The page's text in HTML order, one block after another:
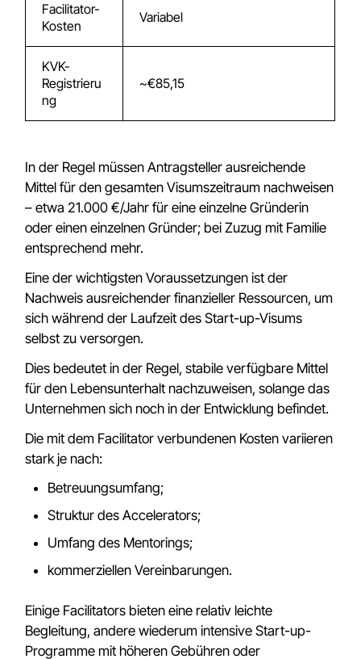
Facilitator-
Kosten
Variabel
KVK-
Registrieru
ng
~€85,15
In der Regel müssen Antragsteller ausreichende
Mittel für den gesamten Visumszeitraum nachweisen
– etwa 21.000 €/Jahr für eine einzelne Gründerin
oder einen einzelnen Gründer; bei Zuzug mit Familie
entsprechend mehr.
Eine der wichtigsten Voraussetzungen ist der
Nachweis ausreichender finanzieller Ressourcen, um
sich während der Laufzeit des Start-up-Visums
selbst zu versorgen.
Dies bedeutet in der Regel, stabile verfügbare Mittel
für den Lebensunterhalt nachzuweisen, solange das
Unternehmen sich noch in der Entwicklung befindet.
Die mit dem Facilitator verbundenen Kosten variieren
stark je nach:
Betreuungsumfang;
Struktur des Accelerators;
Umfang des Mentorings;
kommerziellen Vereinbarungen.
Einige Facilitators bieten eine relativ leichte
Begleitung, andere wiederum intensive Start-up-
Programme mit höheren Gebühren oder